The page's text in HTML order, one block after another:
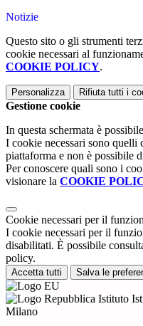
Notizie
Questo sito o gli strumenti
cookie necessari al
COOKIE POLICY.
Personalizza Rifiuta tutti i
Gestione cookie
In questa schermata è
I cookie necessari sono quelli
piattaforma e non è possibile
Per conoscere quali sono i
visionare la COOKIE
Cookie necessari per il
I cookie necessari per il
disabilitati. È possibile
policy.
Accetta tutti Salva le
Istituto
Milano